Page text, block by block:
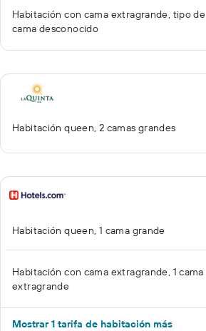
Habitación con cama extragrande, tipo de
cama desconocido
Habitación queen, 2 camas grandes
Habitación queen, 1 cama grande
Habitación con cama extragrande, 1 cama
extragrande
Mostrar 1 tarifa de habitación más